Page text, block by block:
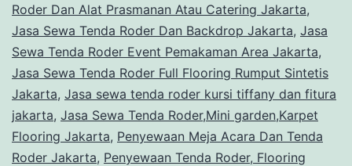
Roder Dan Alat Prasmanan Atau Catering Jakarta,
Jasa Sewa Tenda Roder Dan Backdrop Jakarta, Jasa
Sewa Tenda Roder Event Pemakaman Area Jakarta,
Jasa Sewa Tenda Roder Full Flooring Rumput Sintetis
Jakarta, Jasa sewa tenda roder kursi tiffany dan fitura
jakarta, Jasa Sewa Tenda Roder,Mini garden,Karpet
Flooring Jakarta, Penyewaan Meja Acara Dan Tenda
Roder Jakarta, Penyewaan Tenda Roder, Flooring